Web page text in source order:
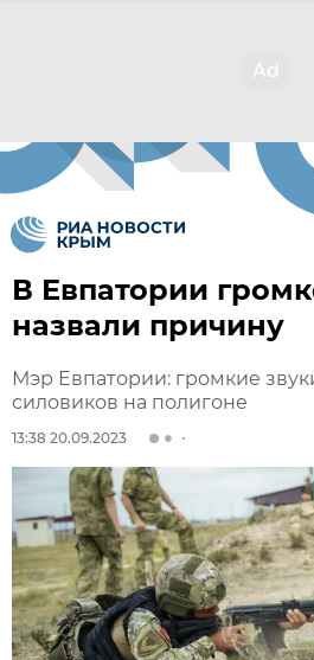
В Евпатории
назвали причину
Мэр Евпатории: громкие
силовиков на полигоне
13:38 20.09.2023